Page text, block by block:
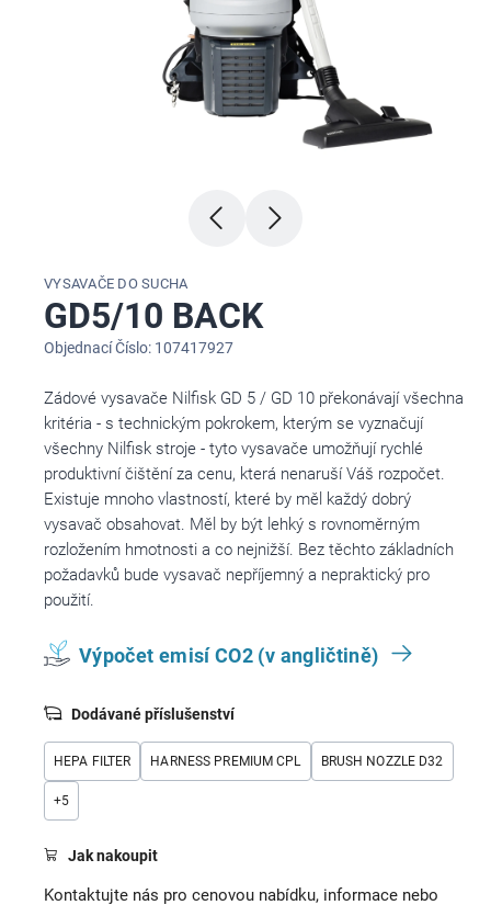
VYSAVAČE DO SUCHA
GD5/10 BACK
Objednací Číslo: 107417927
Zádové vysavače Nilfisk GD 5 / GD 10 překonávají všechna
kritéria - s technickým pokrokem, kterým se vyznačují
všechny Nilfisk stroje - tyto vysavače umožňují rychlé
produktivní čištění za cenu, která nenaruší Váš rozpočet.
Existuje mnoho vlastností, které by měl každý dobrý
vysavač obsahovat. Měl by být lehký s rovnoměrným
rozložením hmotnosti a co nejnižší. Bez těchto základních
požadavků bude vysavač nepříjemný a nepraktický pro
použití.
Výpočet emisí CO2 (v angličtině)
Dodávané příslušenství
HEPA FILTER HARNESS PREMIUM CPL BRUSH NOZZLE D32
+5
Jak nakoupit
Kontaktujte nás pro cenovou nabídku, informace nebo